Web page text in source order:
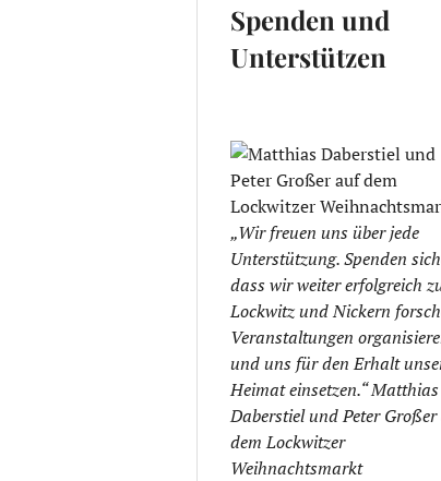
Spenden und
Unterstützen
„Wir freuen uns über jede
Unterstützung. Spenden
dass wir weiter erfolgreich
Lockwitz und Nickern
Veranstaltungen
und uns für den Erhalt
Heimat einsetzen.“ Matthias
Daberstiel und Peter
dem Lockwitzer
Weihnachtsmarkt